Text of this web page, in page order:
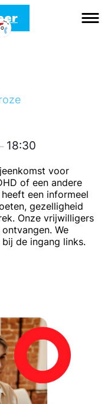
– 18:30
voor
of een andere
een informeel
gezelligheid
Onze vrijwilligers
We
de ingang links.